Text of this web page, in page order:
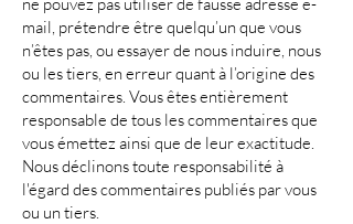
mail, prétendre être quelqu’un que vous
n’êtes pas, ou essayer de nous induire, nous
ou les tiers, en erreur quant à l’origine des
commentaires. Vous êtes entièrement
responsable de tous les commentaires que
vous émettez ainsi que de leur exactitude.
Nous déclinons toute responsabilité à
l'égard des commentaires publiés par vous
ou un tiers.